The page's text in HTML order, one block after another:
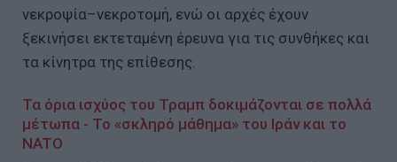
νεκροψία–νεκροτομή, ενώ οι αρχές έχουν
ξεκινήσει εκτεταμένη έρευνα για τις συνθήκες και
τα κίνητρα της επίθεσης.
Τα όρια ισχύος του Τραμπ δοκιμάζονται σε πολλά
μέτωπα - Το «σκληρό μάθημα» του Ιράν και το
NATO